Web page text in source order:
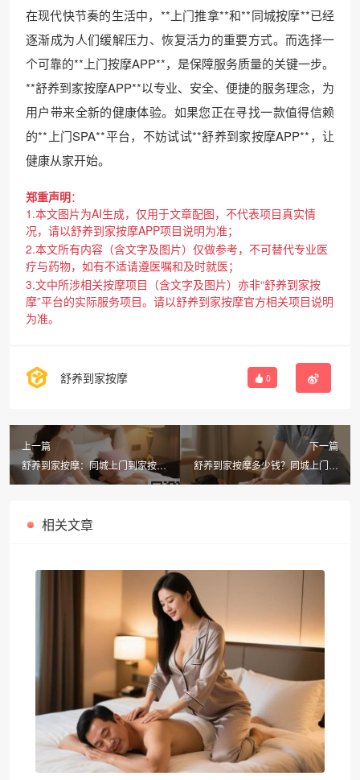
在现代快节奏的生活中，**上门推拿**和**同城按摩**已经
逐渐成为人们缓解压力、恢复活力的重要方式。而选择一
个可靠的**上门按摩APP**，是保障服务质量的关键一步。
**舒养到家按摩APP**以专业、安全、便捷的服务理念，为
用户带来全新的健康体验。如果您正在寻找一款值得信赖
的**上门SPA**平台，不妨试试**舒养到家按摩APP**，让
健康从家开始。
郑重声明：
1.本文图片为AI生成，仅用于文章配图，不代表项目真实情
况，请以舒养到家按摩APP项目说明为准；
2.本文所有内容（含文字及图片）仅做参考，不可替代专业医
疗与药物，如有不适请遵医嘱和及时就医；
3.文中所涉相关按摩项目（含文字及图片）亦非“舒养到家按
摩”平台的实际服务项目。请以舒养到家按摩官方相关项目说明
为准。
舒养到家按摩 0
上一篇
舒养到家按摩：同城上门到家按摩
可靠吗？选择APP要注意这些！
下一篇
舒养到家按摩多少钱？同城上门推
拿APP推荐，省钱又省心！
相关文章